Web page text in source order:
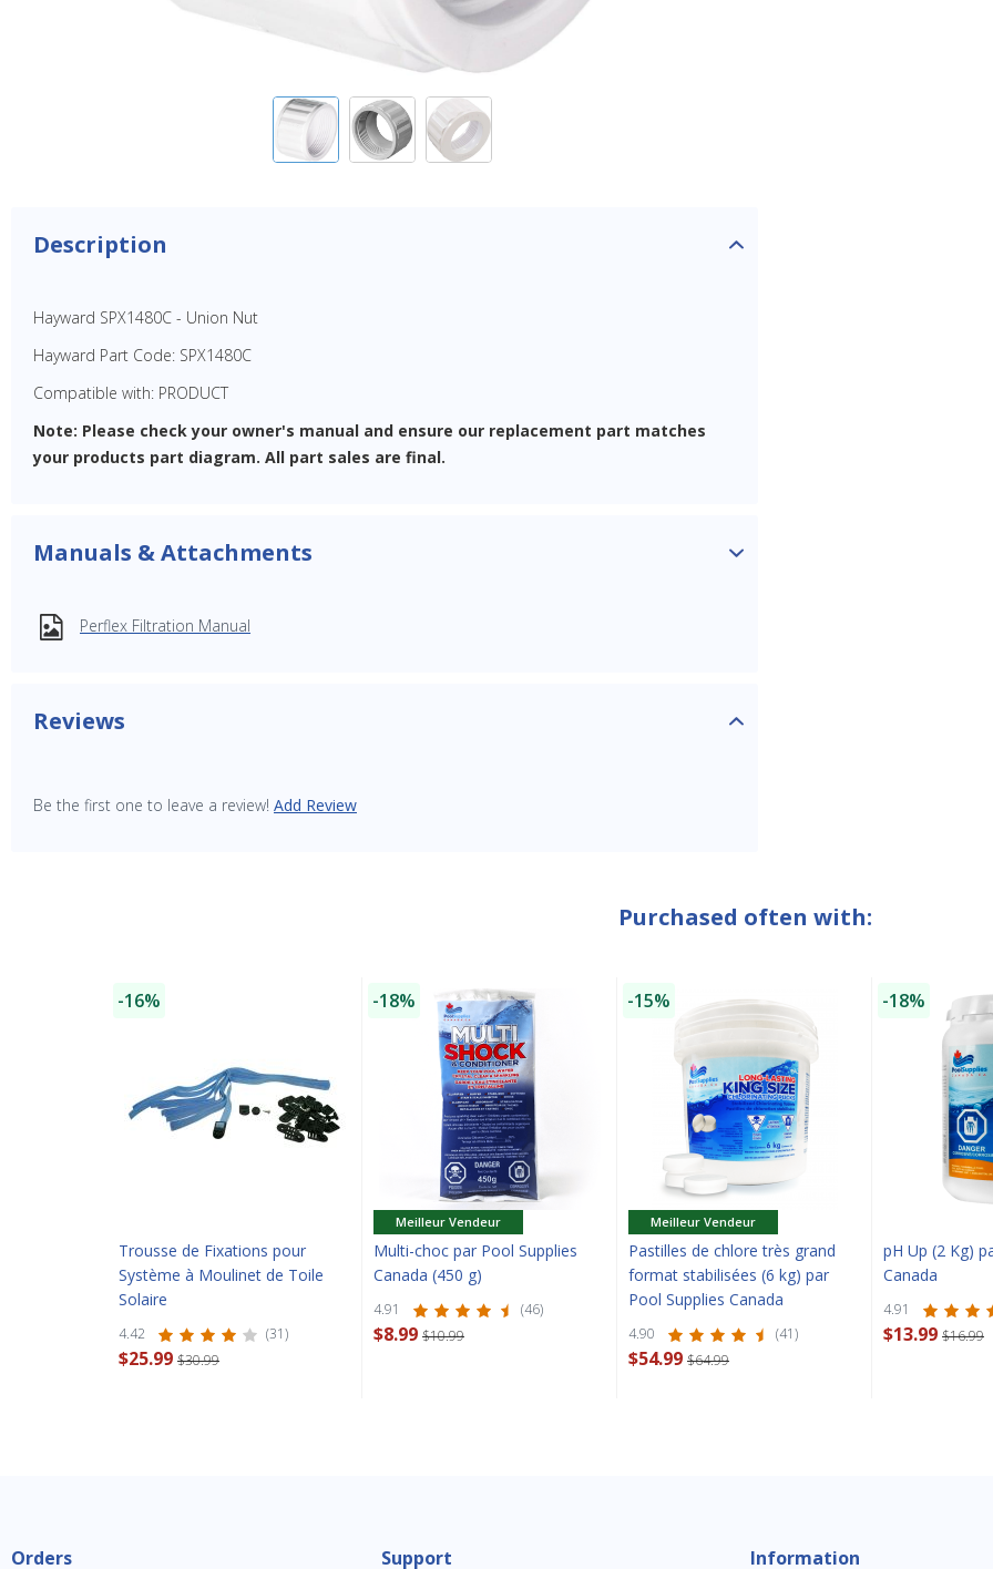
Description
Hayward SPX1480C - Union Nut
Hayward Part Code: SPX1480C
Compatible with: PRODUCT
Note: Please check your owner's manual and ensure our replacement part matches
your products part diagram. All part sales are final.
Manuals & Attachments
Perflex Filtration Manual
Reviews
Be the first one to leave a review! Add Review
Purchased often with:
-16%
Trousse de Fixations pour
Système à Moulinet de Toile
Solaire
4.42 (31)
$25.99 $30.99
-18%
Meilleur Vendeur
Multi-choc par Pool Supplies
Canada (450 g)
4.91 (46)
$8.99 $10.99
-15%
Meilleur Vendeur
Pastilles de chlore très grand
format stabilisées (6 kg) par
Pool Supplies Canada
4.90 (41)
$54.99 $64.99
-18%
pH Up (2 Kg)
Canada
4.91
$13.99 $16.99
Orders Support Information